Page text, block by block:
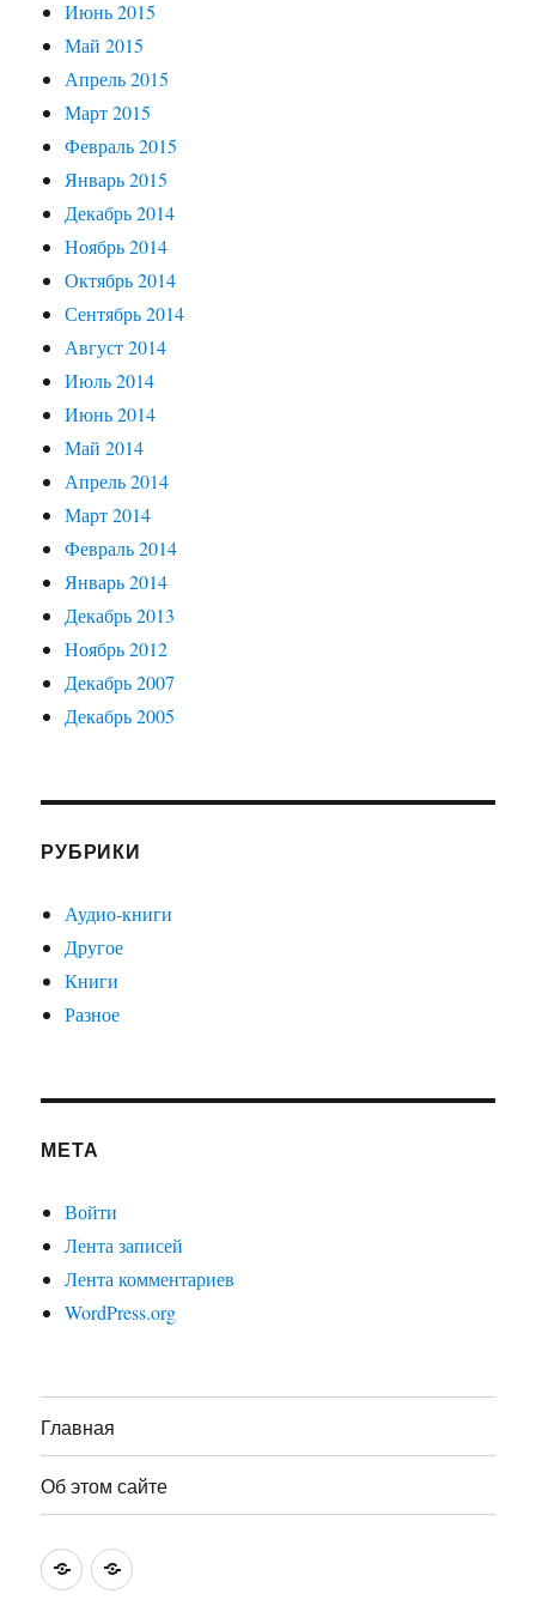
Июнь 2015
Май 2015
Апрель 2015
Март 2015
Февраль 2015
Январь 2015
Декабрь 2014
Ноябрь 2014
Октябрь 2014
Сентябрь 2014
Август 2014
Июль 2014
Июнь 2014
Май 2014
Апрель 2014
Март 2014
Февраль 2014
Январь 2014
Декабрь 2013
Ноябрь 2012
Декабрь 2007
Декабрь 2005
РУБРИКИ
Аудио-книги
Другое
Книги
Разное
МЕТА
Войти
Лента записей
Лента комментариев
WordPress.org
Главная
Об этом сайте
ГлавнаяОб